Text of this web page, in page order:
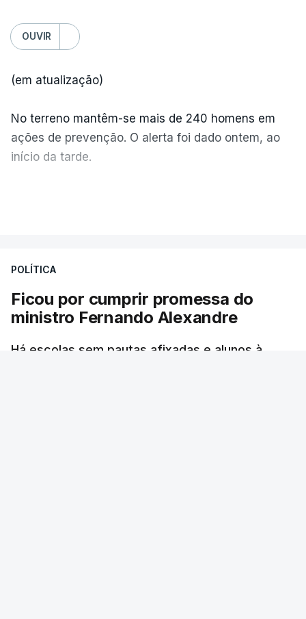
OUVIR
(em atualização)
No terreno mantêm-se mais de 240 homens em
ações de prevenção. O alerta foi dado ontem, ao
início da tarde.
POLÍTICA
Ficou por cumprir promessa do
ministro Fernando Alexandre
Há escolas sem pautas afixadas e alunos à